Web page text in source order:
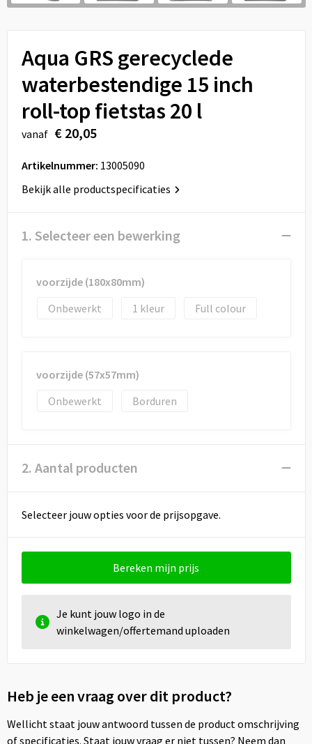
Sport
Vrije tijd en Strand
Feestartikelen
Reistassen
Schoenentassen
Schoudertassen
Sporttassen
Reistassensets
Draagtassen
Strandtassen
Aqua GRS gerecyclede
waterbestendige 15 inch
roll-top fietstas 20 l
vanaf € 20,05
Artikelnummer: 13005090
Bekijk alle productspecificaties
1. Selecteer een bewerking
voorzijde (180x80mm)
Onbewerkt
1 Full colour
voorzijde (57x57mm)
Onbewerkt
Borduren
2. Aantal producten
Selecteer jouw opties voor de prijsopgave.
Bereken mijn prijs
Je kunt jouw logo in de
winkelwagen/offertemand uploaden
Heb je een vraag over dit product?
Wellicht staat jouw antwoord tussen de product omschrijving
of specificaties. Staat jouw vraag er niet tussen? Neem dan